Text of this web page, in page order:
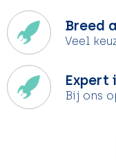
Breed
Veel
Expert
Bij ons